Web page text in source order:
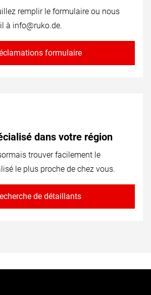
remplir le formulaire ou nous
à info@ruko.de.
formulaire
dans votre région
trouver facilement le
le plus proche de chez vous.
de détaillants